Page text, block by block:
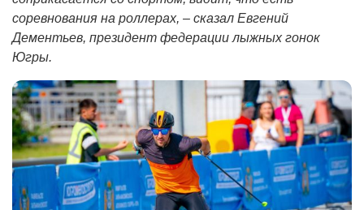
соревнования на роллерах, – сказал Евгений
Дементьев, президент федерации лыжных гонок
Югры.